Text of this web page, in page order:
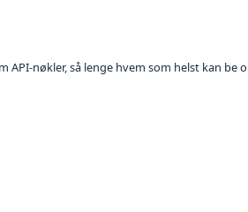
nøkler, så lenge hvem som helst kan be